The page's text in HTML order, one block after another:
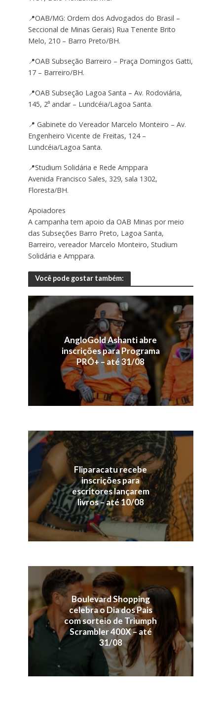
📍OAB/MG: Ordem dos Advogados do Brasil –
Seccional de Minas Gerais) Rua Tenente Brito
Melo, 210 – Barro Preto/BH.
📍OAB Subseção Barreiro – Praça Domingos Gatti,
17 – Barreiro/BH.
📍OAB Subseção Lagoa Santa – Av. Rodoviária,
145, 2⁰ andar – Lundcéia/Lagoa Santa.
📍 Gabinete do Vereador Marcelo Monteiro – Av.
Engenheiro Vicente de Freitas, 124 –
Lundcéia/Lagoa Santa.
📍Studium Solidária e Rede Amppara
Avenida Francisco Sales, 329, sala 1302,
Floresta/BH.
Apoiadores
A campanha tem apoio da OAB Minas por meio
das Subseções Barro Preto, Lagoa Santa,
Barreiro, vereador Marcelo Monteiro, Studium
Solidária e Amppara.
Você pode gostar também:
AngloGold Ashanti abre
inscrições para Programa
PRÓ+ – até 31/08
Fliparacatu recebe
inscrições para
escritores lançarem
livros – até 10/08
Boulevard Shopping
celebra o Dia dos Pais
com sorteio de Triumph
Scrambler 400X – até
31/08